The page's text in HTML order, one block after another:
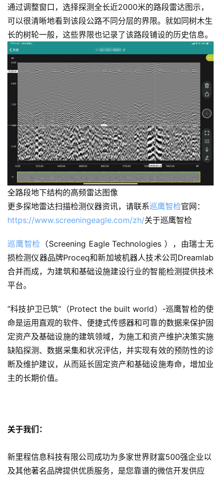
开
发
s
e
o
优
数
营
销
A
P
P
开
短
视
频
资
讯
分
享
常
联
通过调整窗口，选择探测全长近2000米的路段雷达图示，
可以很清晰地看到该段公路不同分层的界限。就如同树木生
长的树轮一般，这些界限也记录了该路段铺设的历史信息。
全路段地下结构的高频雷达图像
更多探地雷达扫描检测仪器资讯，请联系巡鹰智检官网：
https://www.screeningeagle.com/zh/关于巡鹰智检
巡鹰智检 （Screening Eagle Technologies ），由瑞士无
损检测仪器品牌Proceq和新加坡机器人技术公司Dreamlab
合并而成，为建筑和基础设施建设行业的智能检测提供技术
平台。
“科技护卫已筑”（Protect the built world）-巡鹰智检的使
命是运用直观的软件、便捷式传感器和可靠的数据来保护固
定资产及基础设施的建筑领域，为施工和资产维护决策实施
缺陷探测、数据采集和状况评估，并实现有效的预防性的诊
断及维护建议，从而延长固定资产和基础设施寿命，增加业
主的长期价值。
关于我们：
新里程信息科技有限公司成功为多家世界财富500强企业以
及其他著名品牌提供优质服务，是您靠谱的微信开发供应